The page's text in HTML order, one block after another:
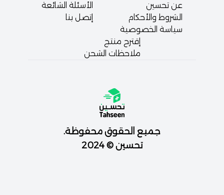
عن تحسين
الشروط والأحكام
سياسة الخصوصية
الأسئلة الشائعة
إتصل بنا
إقترح منتج
ملاحظات الشحن
جميع الحقوق محفوظة.
تحسين © 2024